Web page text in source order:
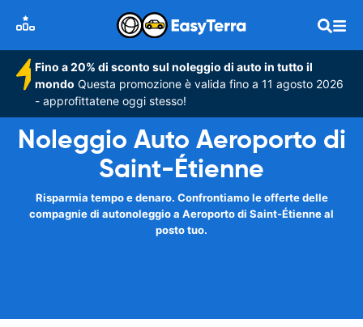
Fino a 20% di sconto sul noleggio di auto in tutto il
mondo Questa promozione è valida fino a 11 agosto 2026
- approfittatene oggi stesso!
Noleggio Auto Aeroporto di
Saint-Étienne
Risparmia tempo e denaro. Confrontiamo le offerte delle
compagnie di autonoleggio a Aeroporto di Saint-Étienne al
posto tuo.